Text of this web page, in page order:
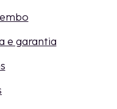
e garantia